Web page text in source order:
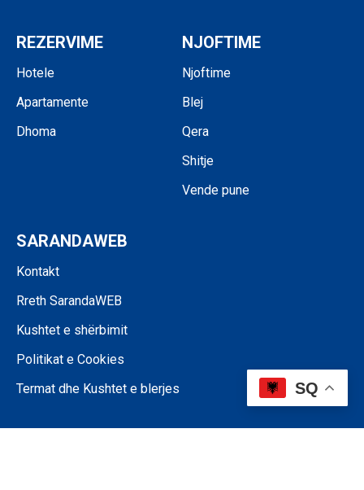
REZERVIME
Hotele
Apartamente
Dhoma
NJOFTIME
Njoftime
Blej
Qera
Shitje
Vende pune
SARANDAWEB
Kontakt
Rreth SarandaWEB
Kushtet e shërbimit
Politikat e Cookies
Termat dhe Kushtet e blerjes
SQ